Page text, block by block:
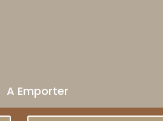
A Emporter